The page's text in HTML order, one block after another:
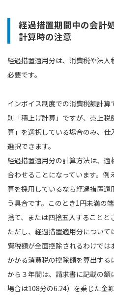
経過措置期間中の会
計算時の注意
経過措置適用分は、消費税や法
必要です。
インボイス制度での消費税額計
則「積上げ計算」ですが、売上
算」を選択している場合のみ、
選択できます。
経過措置適用分の計算方法は、
合わせることになっています。
算を採用しているなら経過措置適
う具合です。このとき1円未満の
捨て、または四捨五入することと
ただし、経過措置適用分につい
費税額が全面控除されるわけで
かかる消費税の控除額を算出する
から３年間は、請求書に記載の
場合は108分の6.24）を乗じた金